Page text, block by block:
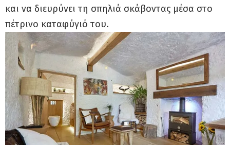
και να διευρύνει τη σπηλιά σκάβοντας μέσα στο
πέτρινο καταφύγιό του.